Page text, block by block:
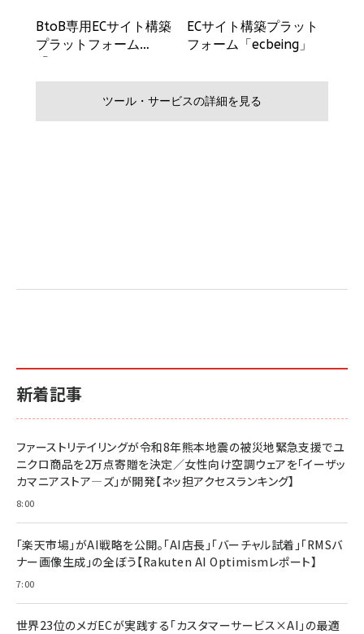
新着記事
ファーストリテイリングが令和8年熊本地震の被災地緊急支援でユ
ニクロ商品を2万点寄贈を決定／女性向け空調ウェアを「イーザッ
カマニアストア―ズ」が開発【ネッ担アクセスランキング】
8:00
「楽天市場」がAI戦略を公開。「AI店長」「バーチャル試着」「RMSバ
ナー画像生成」の全ぼう【Rakuten AI Optimismレポート】
7:00
世界23位のメガECが実践する「カスタマーサービス×AI」の最適